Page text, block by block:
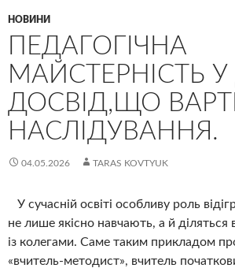
НОВИНИ
ПЕДАГОГІЧНА
МАЙСТЕРНІСТЬ У
ДОСВІД,ЩО
НАСЛІДУВАННЯ.
04.05.2026 TARAS KOVTYUK
У сучасній освіті особливу роль
не лише якісно навчають, а й
із колегами. Саме таким прикладом
«вчитель-методист», вчитель